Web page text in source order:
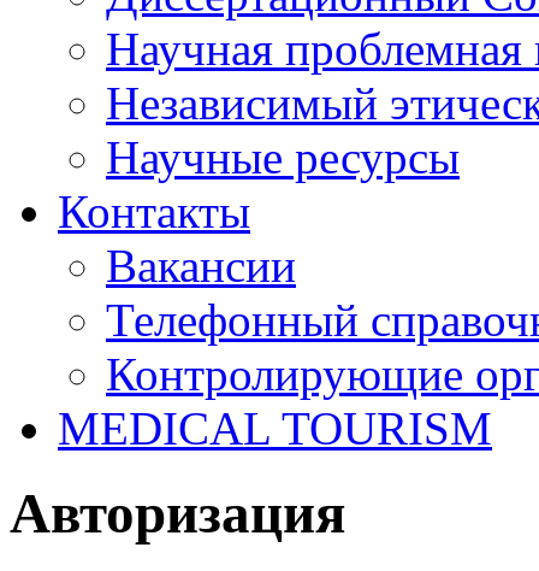
Научная проблемная
Независимый
Научные ресурсы
Контакты
Вакансии
Телефонный
Контролирующие
MEDICAL TOURISM
Авторизация